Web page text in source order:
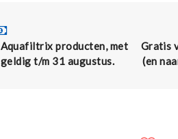
producten, met
t/m 31 augustus.
Gratis
(en